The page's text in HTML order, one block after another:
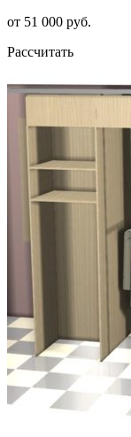
от 51 000 руб.
Рассчитать